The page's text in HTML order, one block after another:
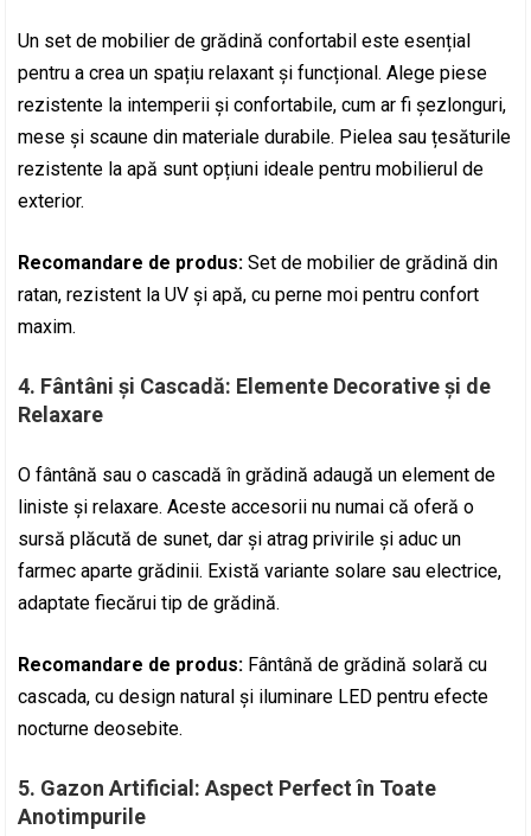
Un set de mobilier de grădină confortabil este esențial
pentru a crea un spațiu relaxant și funcțional. Alege piese
rezistente la intemperii și confortabile, cum ar fi șezlonguri,
mese și scaune din materiale durabile. Pielea sau țesăturile
rezistente la apă sunt opțiuni ideale pentru mobilierul de
exterior.
Recomandare de produs: Set de mobilier de grădină din
ratan, rezistent la UV și apă, cu perne moi pentru confort
maxim.
4. Fântâni și Cascadă: Elemente Decorative și de
Relaxare
O fântână sau o cascadă în grădină adaugă un element de
liniste și relaxare. Aceste accesorii nu numai că oferă o
sursă plăcută de sunet, dar și atrag privirile și aduc un
farmec aparte grădinii. Există variante solare sau electrice,
adaptate fiecărui tip de grădină.
Recomandare de produs: Fântână de grădină solară cu
cascada, cu design natural și iluminare LED pentru efecte
nocturne deosebite.
5. Gazon Artificial: Aspect Perfect în Toate
Anotimpurile